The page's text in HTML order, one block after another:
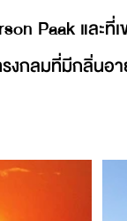
Paak และที่เ
งกลมที่มีกลิ่นอ